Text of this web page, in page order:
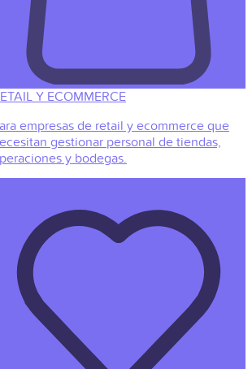
Y ECOMMERCE
empresas de retail y ecommerce que
gestionar personal de tiendas,
y bodegas.